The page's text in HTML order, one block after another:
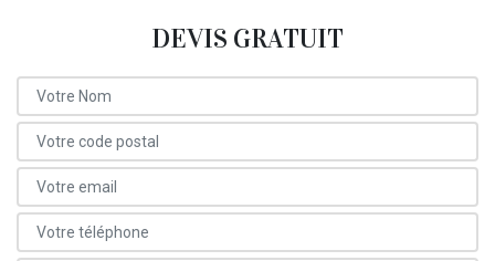
DEVIS GRATUIT